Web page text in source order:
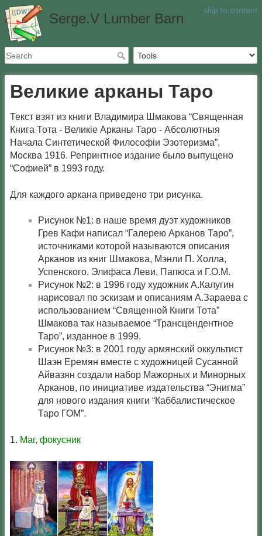
skip to content
Serge.V Lumber Barn
Великие арканы Таро
Текст взят из книги Владимира Шмакова “Священная
Книга Тота - Великiе Арканы Таро - Абсолютныя
Начала Синтетической Философiи Эзотеризма”,
Москва 1916. Репринтное издание было выпущено
“Софией” в 1993 году.
Для каждого аркана приведено три рисунка.
Рисунок №1: в наше время дуэт художников
Грев Кафи написал “Галерею Арканов Таро”,
источниками которой называются описания
Арканов из книг Шмакова, Мэнли П. Холла,
Успенского, Элифаса Леви, Папюса и Г.О.М.
Рисунок №2: в 1996 году художник А.Калугин
нарисовал по эскизам и описаниям А.Зараева с
использованием “Священной Книги Тота”
Шмакова так называемое “Трансцендентное
Таро”, изданное в 1999.
Рисунок №3: в 2001 году армянский оккультист
Шаэн Еремян вместе с художницей Сусанной
Айвазян создали набор Мажорных и Минорных
Арканов, по инициативе издательства “Энигма”
для нового издания книги “Каббалистическое
Таро ГОМ”.
1. Маг, фокусник